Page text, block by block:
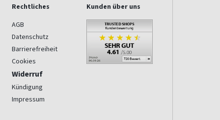
Rechtliches
AGB
Datenschutz
Barrierefreiheit
Cookies
Widerruf
Kündigung
Impressum
Kunden über uns